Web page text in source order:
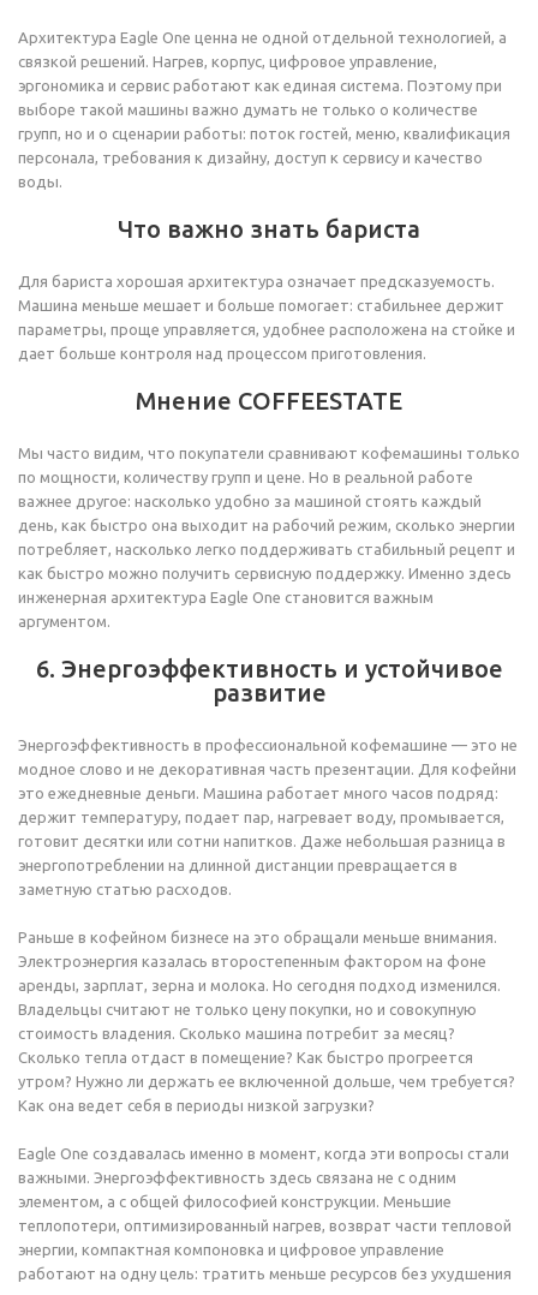
Архитектура Eagle One ценна не одной отдельной технологией, а
связкой решений. Нагрев, корпус, цифровое управление,
эргономика и сервис работают как единая система. Поэтому при
выборе такой машины важно думать не только о количестве
групп, но и о сценарии работы: поток гостей, меню, квалификация
персонала, требования к дизайну, доступ к сервису и качество
воды.
Что важно знать бариста
Для бариста хорошая архитектура означает предсказуемость.
Машина меньше мешает и больше помогает: стабильнее держит
параметры, проще управляется, удобнее расположена на стойке и
дает больше контроля над процессом приготовления.
Мнение COFFEESTATE
Мы часто видим, что покупатели сравнивают кофемашины только
по мощности, количеству групп и цене. Но в реальной работе
важнее другое: насколько удобно за машиной стоять каждый
день, как быстро она выходит на рабочий режим, сколько энергии
потребляет, насколько легко поддерживать стабильный рецепт и
как быстро можно получить сервисную поддержку. Именно здесь
инженерная архитектура Eagle One становится важным
аргументом.
6. Энергоэффективность и устойчивое
развитие
Энергоэффективность в профессиональной кофемашине — это не
модное слово и не декоративная часть презентации. Для кофейни
это ежедневные деньги. Машина работает много часов подряд:
держит температуру, подает пар, нагревает воду, промывается,
готовит десятки или сотни напитков. Даже небольшая разница в
энергопотреблении на длинной дистанции превращается в
заметную статью расходов.
Раньше в кофейном бизнесе на это обращали меньше внимания.
Электроэнергия казалась второстепенным фактором на фоне
аренды, зарплат, зерна и молока. Но сегодня подход изменился.
Владельцы считают не только цену покупки, но и совокупную
стоимость владения. Сколько машина потребит за месяц?
Сколько тепла отдаст в помещение? Как быстро прогреется
утром? Нужно ли держать ее включенной дольше, чем требуется?
Как она ведет себя в периоды низкой загрузки?
Eagle One создавалась именно в момент, когда эти вопросы стали
важными. Энергоэффективность здесь связана не с одним
элементом, а с общей философией конструкции. Меньшие
теплопотери, оптимизированный нагрев, возврат части тепловой
энергии, компактная компоновка и цифровое управление
работают на одну цель: тратить меньше ресурсов без ухудшения